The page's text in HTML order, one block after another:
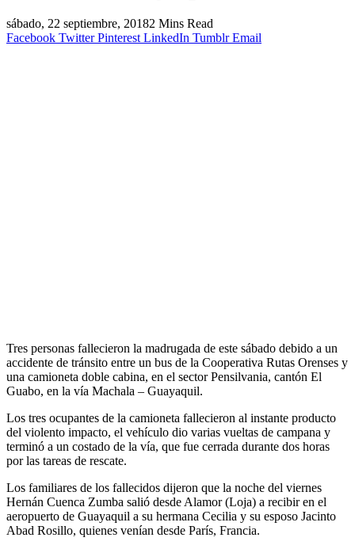
sábado, 22 septiembre, 20182 Mins Read
Facebook Twitter Pinterest LinkedIn Tumblr Email
Tres personas fallecieron la madrugada de este sábado debido a un
accidente de tránsito entre un bus de la Cooperativa Rutas Orenses y
una camioneta doble cabina, en el sector Pensilvania, cantón El
Guabo, en la vía Machala – Guayaquil.
Los tres ocupantes de la camioneta fallecieron al instante producto
del violento impacto, el vehículo dio varias vueltas de campana y
terminó a un costado de la vía, que fue cerrada durante dos horas
por las tareas de rescate.
Los familiares de los fallecidos dijeron que la noche del viernes
Hernán Cuenca Zumba salió desde Alamor (Loja) a recibir en el
aeropuerto de Guayaquil a su hermana Cecilia y su esposo Jacinto
Abad Rosillo, quienes venían desde París, Francia.